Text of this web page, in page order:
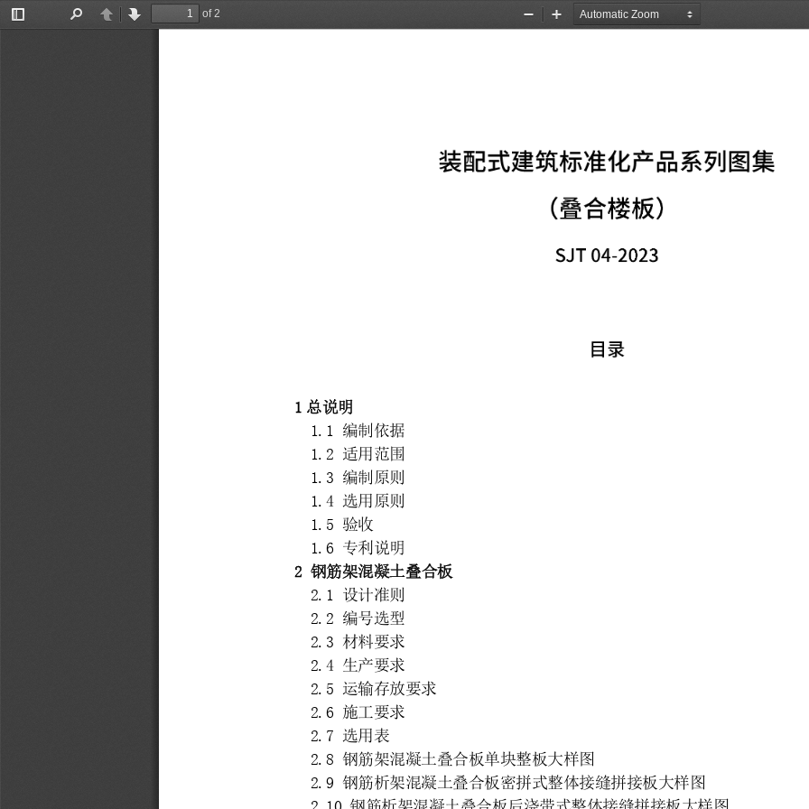
Toggle
PreviousNext
of 2
Zoom
Zoom
1 总说明
1.1 编制依据
1.2 适用范围
1.3 编制原则
1.4 选用原则
1.5 验收
1.6 专利说明
2 钢筋架混凝土叠合板
2.1 设计准则
2.2 编号选型
2.3 材料要求
2.4 生产要求
2.5 运输存放要求
2.6 施工要求
2.7 选用表
2.8 钢筋架混凝土叠合板单块整板大样图
2.9 钢筋析架混凝土叠合板密拼式整体接缝拼接板大样图